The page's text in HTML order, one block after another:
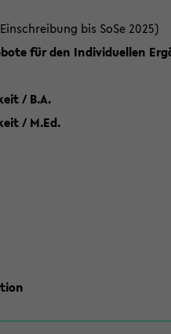
bis SoSe 2025)
für den Individuellen
/ B.A.
/ M.Ed.